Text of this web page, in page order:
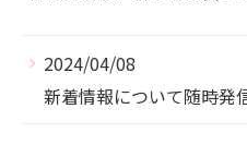
2024/04/08
新着情報について随時発